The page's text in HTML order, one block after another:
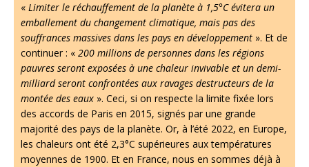
« Limiter le réchauffement de la planète à 1,5°C évitera un
emballement du changement climatique, mais pas des
souffrances massives dans les pays en développement ». Et de
continuer : « 200 millions de personnes dans les régions
pauvres seront exposées à une chaleur invivable et un demi-
milliard seront confrontées aux ravages destructeurs de la
montée des eaux ». Ceci, si on respecte la limite fixée lors
des accords de Paris en 2015, signés par une grande
majorité des pays de la planète. Or, à l’été 2022, en Europe,
les chaleurs ont été 2,3°C supérieures aux températures
moyennes de 1900. Et en France, nous en sommes déjà à